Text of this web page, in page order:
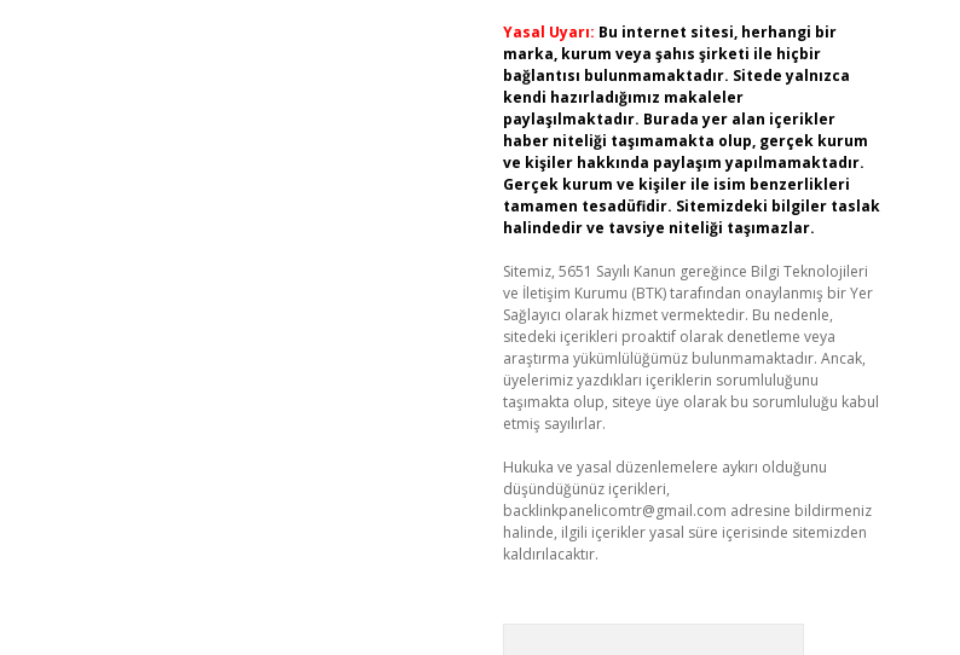
Yasal Uyarı: Bu internet sitesi, herhangi bir
marka, kurum veya şahıs şirketi ile hiçbir
bağlantısı bulunmamaktadır. Sitede yalnızca
kendi hazırladığımız makaleler
paylaşılmaktadır. Burada yer alan içerikler
haber niteliği taşımamakta olup, gerçek kurum
ve kişiler hakkında paylaşım yapılmamaktadır.
Gerçek kurum ve kişiler ile isim benzerlikleri
tamamen tesadüfidir. Sitemizdeki bilgiler taslak
halindedir ve tavsiye niteliği taşımazlar.
Sitemiz, 5651 Sayılı Kanun gereğince Bilgi Teknolojileri
ve İletişim Kurumu (BTK) tarafından onaylanmış bir Yer
Sağlayıcı olarak hizmet vermektedir. Bu nedenle,
sitedeki içerikleri proaktif olarak denetleme veya
araştırma yükümlülüğümüz bulunmamaktadır. Ancak,
üyelerimiz yazdıkları içeriklerin sorumluluğunu
taşımakta olup, siteye üye olarak bu sorumluluğu kabul
etmiş sayılırlar.
Hukuka ve yasal düzenlemelere aykırı olduğunu
düşündüğünüz içerikleri,
backlinkpanelicomtr@gmail.com adresine bildirmeniz
halinde, ilgili içerikler yasal süre içerisinde sitemizden
kaldırılacaktır.